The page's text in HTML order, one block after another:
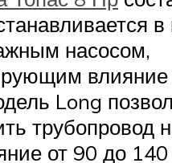
в
насосом,
влияние
Long
трубопровод
от 90 до